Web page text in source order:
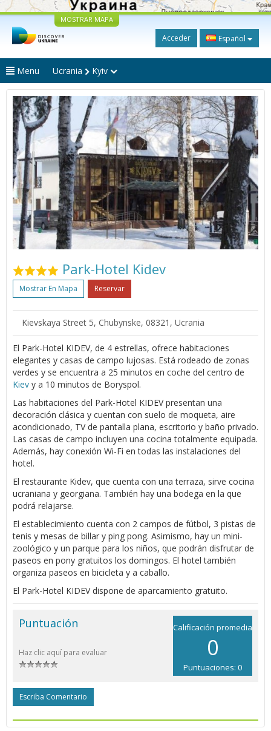
MOSTRAR MAPA
Acceder Español
Menu Ucrania Kyiv
Park-Hotel Kidev
Mostrar En Mapa Reservar
Kievskaya Street 5, Chubynske, 08321, Ucrania
El Park-Hotel KIDEV, de 4 estrellas, ofrece habitaciones
elegantes y casas de campo lujosas. Está rodeado de zonas
verdes y se encuentra a 25 minutos en coche del centro de
Kiev y a 10 minutos de Boryspol.
Las habitaciones del Park-Hotel KIDEV presentan una
decoración clásica y cuentan con suelo de moqueta, aire
acondicionado, TV de pantalla plana, escritorio y baño privado.
Las casas de campo incluyen una cocina totalmente equipada.
Además, hay conexión Wi-Fi en todas las instalaciones del
hotel.
El restaurante Kidev, que cuenta con una terraza, sirve cocina
ucraniana y georgiana. También hay una bodega en la que
podrá relajarse.
El establecimiento cuenta con 2 campos de fútbol, ​​3 pistas de
tenis y mesas de billar y ping pong. Asimismo, hay un mini-
zoológico y un parque para los niños, que podrán disfrutar de
paseos en pony gratuitos los domingos. El hotel también
organiza paseos en bicicleta y a caballo.
El Park-Hotel KIDEV dispone de aparcamiento gratuito.
Calificación promedia
0
Puntuaciones: 0
Puntuación
Haz clic aquí para evaluar
Escriba Comentario